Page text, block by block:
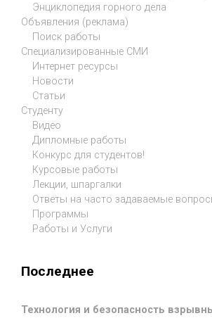
Энциклопедия горного дела
Объявления (реклама)
Поиск работы
Специализированные СМИ
Интернет ресурсы
Новости
Статьи
Студенту
Видео
Дипломные работы
Конкурс для студентов!
Курсовые работы
Лекции, шпаргалки
Ответы на часто задаваемые
Программы
Работы и Услуги
Последнее
Технология и безопасность